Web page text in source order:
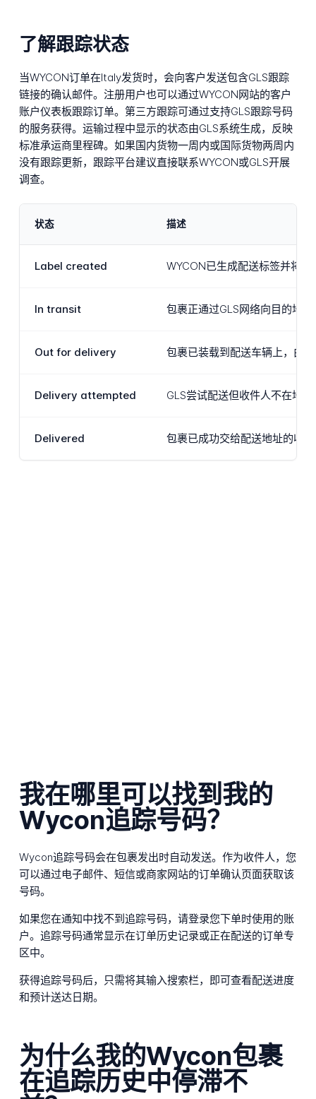
了解跟踪状态
当WYCON订单在Italy发货时，会向客户发送包含GLS跟踪
链接的确认邮件。注册用户也可以通过WYCON网站的客户
账户仪表板跟踪订单。第三方跟踪可通过支持GLS跟踪号码
的服务获得。运输过程中显示的状态由GLS系统生成，反映
标准承运商里程碑。如果国内货物一周内或国际货物两周内
没有跟踪更新，跟踪平台建议直接联系WYCON或GLS开展
调查。
状态 描述
Label created WYCON已生成配送标签并将
In transit 包裹正通过GLS网络向目的地
Out for delivery 包裹已装载到配送车辆上，由
Delivery attempted GLS尝试配送但收件人不在地
Delivered 包裹已成功交给配送地址的收
我在哪里可以找到我的
Wycon追踪号码？
Wycon追踪号码会在包裹发出时自动发送。作为收件人，您
可以通过电子邮件、短信或商家网站的订单确认页面获取该
号码。
如果您在通知中找不到追踪号码，请登录您下单时使用的账
户。追踪号码通常显示在订单历史记录或正在配送的订单专
区中。
获得追踪号码后，只需将其输入搜索栏，即可查看配送进度
和预计送达日期。
为什么我的Wycon包裹
在追踪历史中停滞不